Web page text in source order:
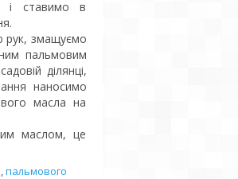
і ставимо в
рук, змащуємо
пальмовим
ділянці,
наносимо
масла на
маслом, це
пальмового